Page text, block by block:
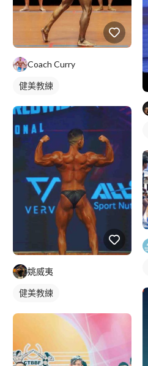
Coach Curry
健美教練
姚威夷
健美教練